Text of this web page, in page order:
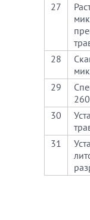
27
28
29
30
31